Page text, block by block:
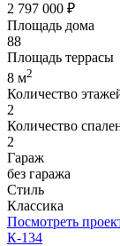
2 797 000 ₽
Площадь дома
88
Площадь террасы
8 м2
Количество
2
Количество
2
Гараж
без гаража
Стиль
Классика
Посмотреть
К-134